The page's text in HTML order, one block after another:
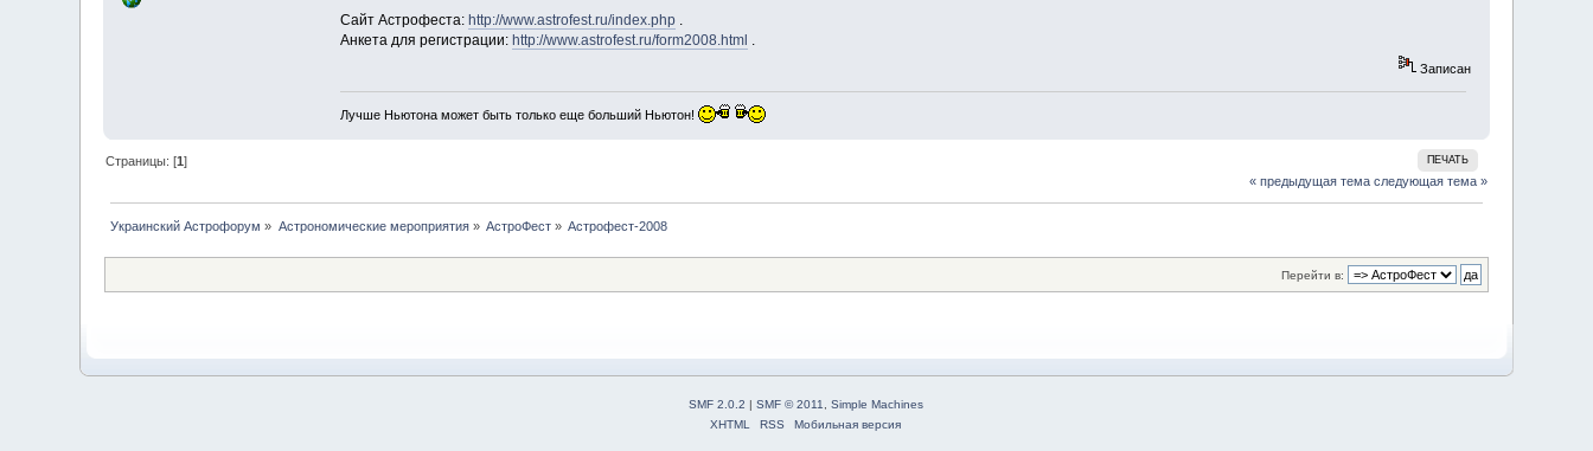
Сайт Астрофеста: http://www.astrofest.ru/index.php.
Анкета для регистрации: http://www.astrofest.ru/form2008.html .
Записан
Лучше Ньютона может быть только еще больший Ньютон!
ПЕЧАТЬ
Страницы: [1]
« предыдущая тема следующая тема »
Украинский Астрофорум » Астрономические мероприятия» АстроФест » Астрофест-2008
Перейти в:
SMF 2.0.2 | SMF © 2011, Simple Machines
XHTML
RSS Мобильная версия